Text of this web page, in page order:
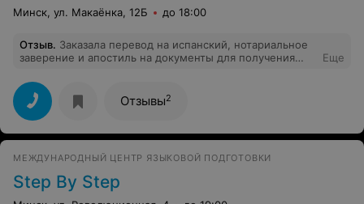
Минск, ул. Макаёнка, 12Б до 18:00
Отзыв. Заказала перевод на испанский, нотариальное
заверение и апостиль на документы для получения
доброжелательный персонал. Расположение в центре
города.
Еще
Отзывы2
МЕЖДУНАРОДНЫЙ ЦЕНТР ЯЗЫКОВОЙ ПОДГОТОВКИ
Step By Step